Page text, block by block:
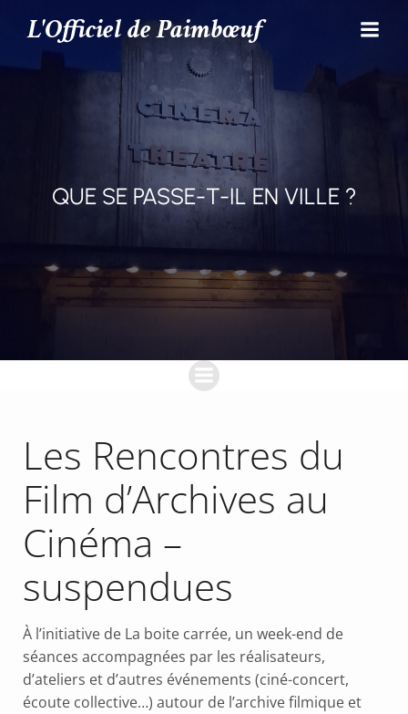
L'Officiel de Paimbœuf
QUE SE PASSE-T-IL EN VILLE ?
Les Rencontres du
Film d’Archives au
Cinéma –
suspendues
À l’initiative de La boite carrée, un week-end de
séances accompagnées par les réalisateurs,
d’ateliers et d’autres événements (ciné-concert,
écoute collective…) autour de l’archive filmique et